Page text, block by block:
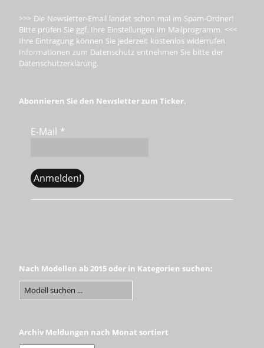
>>> Die Newsletter-Email landet schon mal im Spam-Ordner!
Bitte prüfen Sie ggf. Ihre Einstellungen im Mailprogramm. <<<
Ihre Eintragung können Sie jederzeit kostenlos widerrufen.
Informationen zum Datenschutz entnehmen Sie bitte der
Datenschutzerklärung.
Abonnieren Sie den Newsletter zum Ticker.
E-Mail *
Nach Modellen ab 2015 oder in Kategorien suchen:
Archiv Meldungen nach Monat sortiert